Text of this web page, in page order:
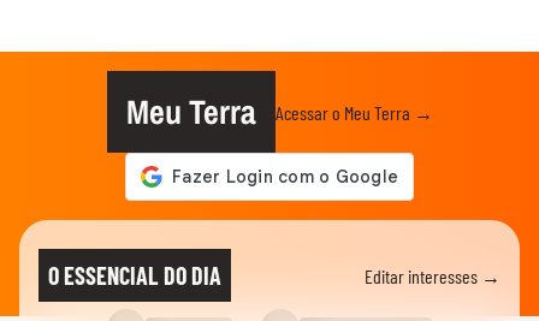
Meu Terra Acessar o Meu Terra →
O ESSENCIAL DO DIA Editar interesses →